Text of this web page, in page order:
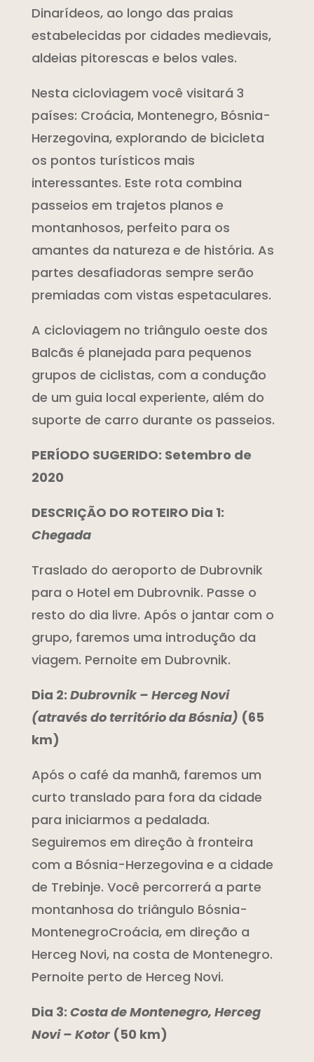
Dinarídeos, ao longo das praias
estabelecidas por cidades medievais,
aldeias pitorescas e belos vales.
Nesta cicloviagem você visitará 3
países: Croácia, Montenegro, Bósnia-
Herzegovina, explorando de bicicleta
os pontos turísticos mais
interessantes. Este rota combina
passeios em trajetos planos e
montanhosos, perfeito para os
amantes da natureza e de história. As
partes desafiadoras sempre serão
premiadas com vistas espetaculares.
A cicloviagem no triângulo oeste dos
Balcãs é planejada para pequenos
grupos de ciclistas, com a condução
de um guia local experiente, além do
suporte de carro durante os passeios.
PERÍODO SUGERIDO: Setembro de
2020
DESCRIÇÃO DO ROTEIRO Dia 1:
Chegada
Traslado do aeroporto de Dubrovnik
para o Hotel em Dubrovnik. Passe o
resto do dia livre. Após o jantar com o
grupo, faremos uma introdução da
viagem. Pernoite em Dubrovnik.
Dia 2: Dubrovnik – Herceg Novi
(através do território da Bósnia) (65
km)
Após o café da manhã, faremos um
curto translado para fora da cidade
para iniciarmos a pedalada.
Seguiremos em direção à fronteira
com a Bósnia-Herzegovina e a cidade
de Trebinje. Você percorrerá a parte
montanhosa do triângulo Bósnia-
MontenegroCroácia, em direção a
Herceg Novi, na costa de Montenegro.
Pernoite perto de Herceg Novi.
Dia 3: Costa de Montenegro, Herceg
Novi – Kotor(50 km)